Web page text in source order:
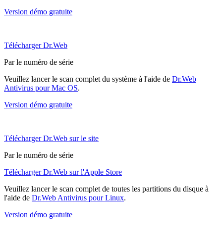
Version démo gratuite
Télécharger Dr.Web
Par le numéro de série
Veuillez lancer le scan complet du système à l'aide de Dr.Web
Antivirus pour Mac OS.
Version démo gratuite
Télécharger Dr.Web sur le site
Par le numéro de série
Télécharger Dr.Web sur l'Apple Store
Veuillez lancer le scan complet de toutes les partitions du disque à
l'aide de Dr.Web Antivirus pour Linux.
Version démo gratuite